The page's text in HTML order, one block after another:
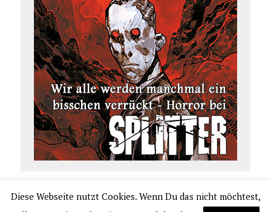
Diese Webseite nutzt Cookies. Wenn Du das nicht möchtest,